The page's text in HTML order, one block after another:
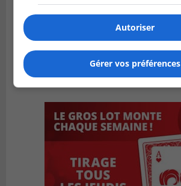
Autoriser
Gérer vos préférences